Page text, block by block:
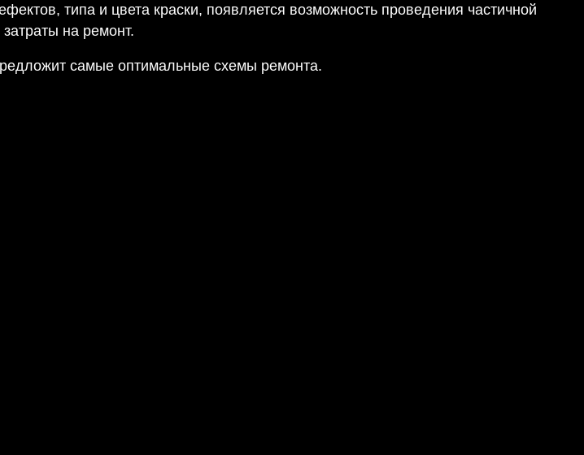
типа и цвета краски, появляется возможность проведения частичной
на ремонт.
самые оптимальные схемы ремонта.